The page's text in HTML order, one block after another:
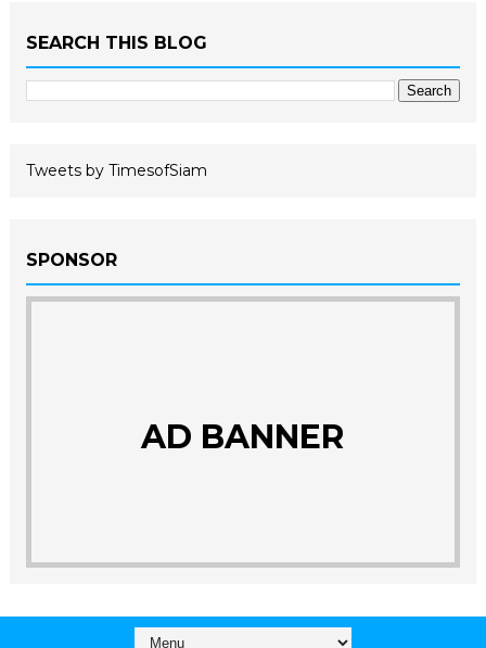
SEARCH THIS BLOG
Tweets by TimesofSiam
SPONSOR
AD BANNER